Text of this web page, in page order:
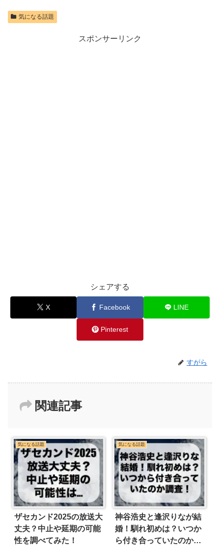
気になる話題
スポンサーリンク
シェアする
X Facebook LINE
Pinterest
すがら
関連記事
気になる話題
ザセカンド2025の放送大
丈夫？中止や延期の可能
性を調べてみた！
気になる話題
神谷浩史と逢沢りなが結
婚！馴れ初めは？いつか
ら付き合っていたのか調